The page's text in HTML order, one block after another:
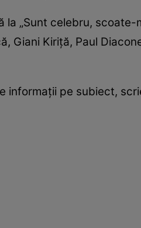
la „Sunt celebru,
Giani Kiriță, Paul
informații pe subiect,